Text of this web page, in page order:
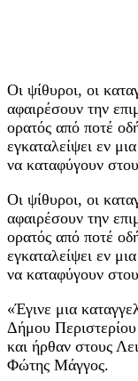
Οι ψίθυροι, οι
αφαιρέσουν την
ορατός από ποτέ
εγκαταλείψει εν
να καταφύγουν
Οι ψίθυροι, οι
αφαιρέσουν την
ορατός από ποτέ
εγκαταλείψει εν
να καταφύγουν
«Έγινε μια
Δήμου
και ήρθαν στους
Φώτης Μάγγος.